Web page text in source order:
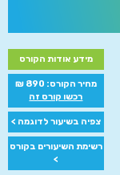
מידע אודות הקורס
מחיר הקורס: 890 ₪
רכשו קורס זה
צפיה בשיעור לדוגמה >
רשימת השיעורים בקורס
>